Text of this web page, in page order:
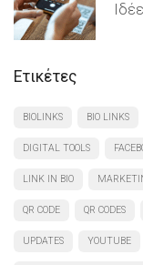
Ετικέτες
BIOLINKS BIO LINKS
DIGITAL TOOLS
LINK IN BIO
QR CODE QR CODES
UPDATES YOUTUBE